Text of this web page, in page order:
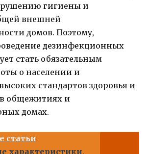
гигиены и
внешней
домов. Поэтому,
дезинфекционных
стать обязательным
о населении и
стандартов здоровья и
в общежитиях и
домах.
статьи
характеристики,